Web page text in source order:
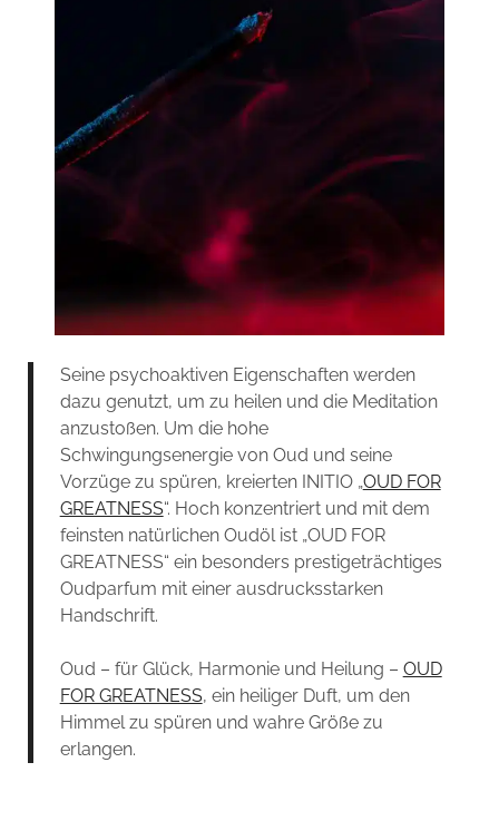
Seine psychoaktiven Eigenschaften werden
dazu genutzt, um zu heilen und die Meditation
anzustoßen. Um die hohe
Schwingungsenergie von Oud und seine
Vorzüge zu spüren, kreierten INITIO „OUD FOR
GREATNESS“. Hoch konzentriert und mit dem
feinsten natürlichen Oudöl ist „OUD FOR
GREATNESS“ ein besonders prestigeträchtiges
Oudparfum mit einer ausdrucksstarken
Handschrift.
Oud – für Glück, Harmonie und Heilung – OUD
FOR GREATNESS, ein heiliger Duft, um den
Himmel zu spüren und wahre Größe zu
erlangen.